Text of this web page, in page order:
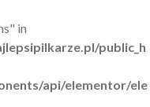
in
public_h
api/elementor/ele